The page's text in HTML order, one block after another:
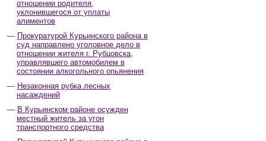
отношении родителя,
уклонившегося от уплаты
алиментов
Прокуратурой Курьинского района в
суд направлено уголовное дело в
отношении жителя г. Рубцовска,
управлявшего автомобилем в
состоянии алкогольного опьянения
Незаконная рубка лесных
насаждений
В Курьинском районе осужден
местный житель за угон
транспортного средства